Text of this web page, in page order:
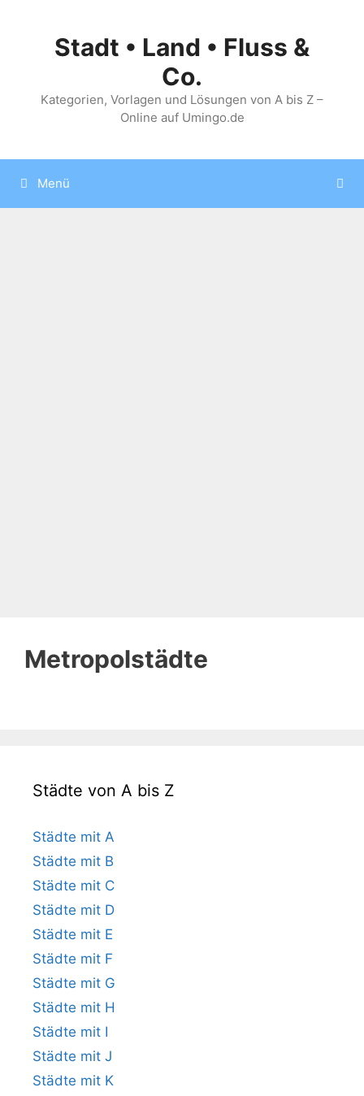
springenStadt • Land • Fluss &
Co.
Kategorien, Vorlagen und Lösungen von A bis Z –
Online auf Umingo.de
Menü
Metropolstädte
Städte von A bis Z
Städte mit A
Städte mit B
Städte mit C
Städte mit D
Städte mit E
Städte mit F
Städte mit G
Städte mit H
Städte mit I
Städte mit J
Städte mit K